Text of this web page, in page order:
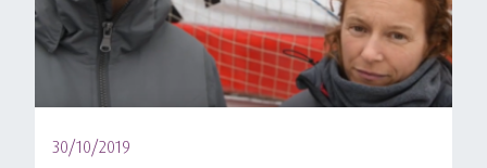
30/10/2019